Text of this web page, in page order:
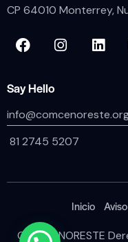
CP 64010 Monterrey,
Say Hello
81 2745 5207
Inicio
COMCE NORESTE